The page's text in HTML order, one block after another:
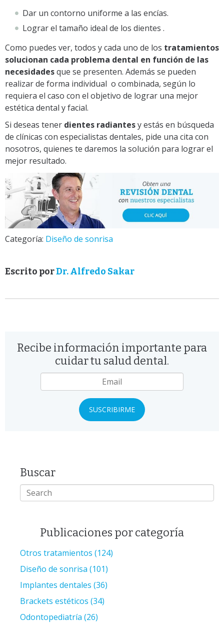
Dar un contorno uniforme a las encías.
Lograr el tamaño ideal de los dientes .
Como puedes ver, todos y cada uno de los tratamientos
solucionan cada problema dental en función de las
necesidadesque se presenten. Además se pueden
realizar de forma individual o combinada, según lo
requiera el caso con el objetivo de lograr una mejor
estética dental y facial.
Si deseas tener dientes radiantesy estás en búsqueda
de clínicas con especialistas dentales, pide una cita con
nosotros, quienes te daremos la solución para lograr el
mejor resultado.
Categoría: Diseño de sonrisa
Escrito porDr. Alfredo Sakar
Recibe información importante para
cuidar tu salud dental.
Buscar
Publicaciones por categoría
Otros tratamientos (124)
Diseño de sonrisa (101)
Implantes dentales (36)
Brackets estéticos (34)
Odontopediatría (26)